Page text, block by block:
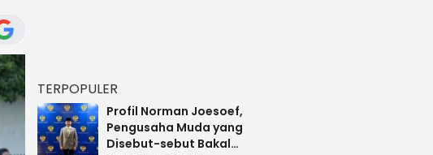
TERPOPULER
Profil Norman Joesoef,
Pengusaha Muda yang
Disebut-sebut Bakal